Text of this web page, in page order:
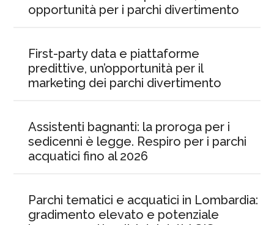
opportunità per i parchi divertimento
First-party data e piattaforme
predittive, un’opportunità per il
marketing dei parchi divertimento
Assistenti bagnanti: la proroga per i
sedicenni è legge. Respiro per i parchi
acquatici fino al 2026
Parchi tematici e acquatici in Lombardia:
gradimento elevato e potenziale